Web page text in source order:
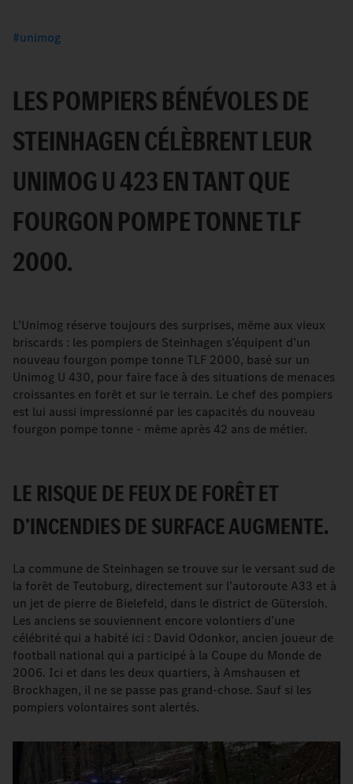
unimog
LES POMPIERS BÉNÉVOLES DE
STEINHAGEN CÉLÈBRENT LEUR
UNIMOG U 423 EN TANT QUE
FOURGON POMPE TONNE TLF
2000.
L’Unimog réserve toujours des surprises, même aux vieux
briscards : les pompiers de Steinhagen s’équipent d’un
nouveau fourgon pompe tonne TLF 2000, basé sur un
Unimog U 430, pour faire face à des situations de menaces
croissantes en forêt et sur le terrain. Le chef des pompiers
est lui aussi impressionné par les capacités du nouveau
fourgon pompe tonne - même après 42 ans de métier.
LE RISQUE DE FEUX DE FORÊT ET
D’INCENDIES DE SURFACE AUGMENTE.
La commune de Steinhagen se trouve sur le versant sud de
la forêt de Teutoburg, directement sur l’autoroute A33 et à
un jet de pierre de Bielefeld, dans le district de Gütersloh.
Les anciens se souviennent encore volontiers d’une
célébrité qui a habité ici : David Odonkor, ancien joueur de
football national qui a participé à la Coupe du Monde de
2006. Ici et dans les deux quartiers, à Amshausen et
Brockhagen, il ne se passe pas grand-chose. Sauf si les
pompiers volontaires sont alertés.